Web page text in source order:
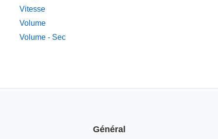
Vitesse
Volume
Volume - Sec
Général